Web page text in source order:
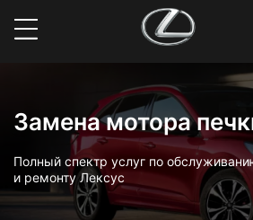
Замена мотора
Полный спектр услуг по
и ремонту Лексус